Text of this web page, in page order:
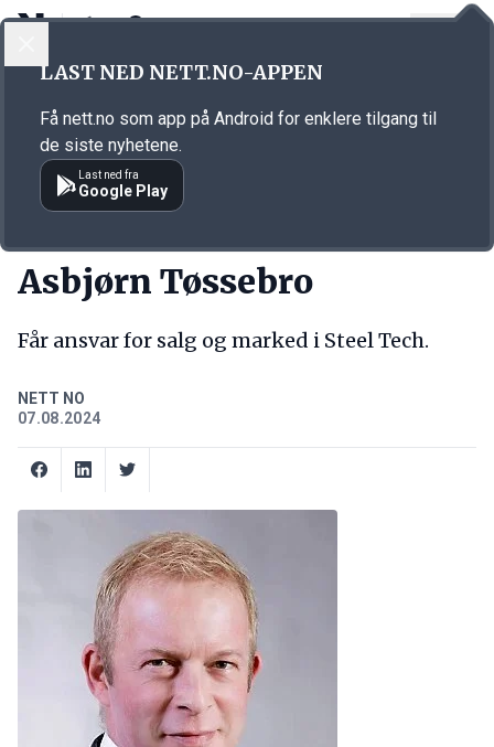
Annonsørinnhold
Asbjørn Tøssebro
Får ansvar for salg og marked i Steel Tech.
NETT NO
07.08.2024
LAST NED NETT.NO-APPEN
Få nett.no som app på Android for enklere tilgang til
de siste nyhetene.
Last ned fra
Google Play